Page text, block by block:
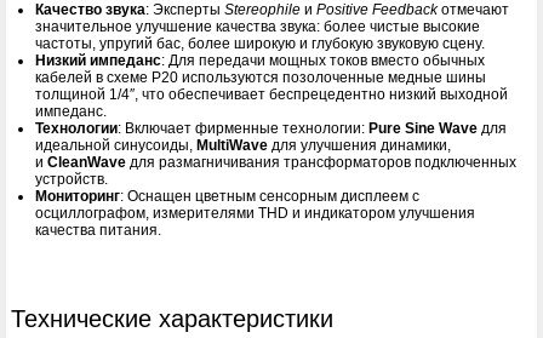
Качество звука: ЭкспертыStereophile иPositive Feedbackотмечают
значительное улучшение качества звука: более чистые высокие
частоты, упругий бас, более широкую и глубокую звуковую сцену.
Низкий импеданс: Для передачи мощных токов вместо обычных
кабелей в схеме P20 используются позолоченные медные шины
толщиной 1/4″, что обеспечивает беспрецедентно низкий выходной
импеданс.
Технологии: Включает фирменные технологии: Pure Sine Wave для
идеальной синусоиды, MultiWave для улучшения динамики,
иCleanWave для размагничивания трансформаторов подключенных
устройств.
Мониторинг: Оснащен цветным сенсорным дисплеем с
осциллографом, измерителями THD и индикатором улучшения
качества питания.
Технические характеристики